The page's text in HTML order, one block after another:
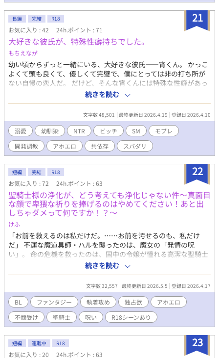
21
長編 完結 R18
お気に入り : 42 24h.ポイント : 71
大好きな彼氏が、特殊性癖持ちでした。
もちえなが
幼い頃からずっと一緒にいる、大好きな彼氏――宵くん。 かっこ
よくて頭も良くて、優しくて完璧で、僕にとっては非の打ち所が
ない自慢の恋人だ。 だけど、そんな宵くんには特殊な性癖があっ
て――、なんとNTR(寝取られ)好きだったのだ。 NTR好きサイコ
完璧イケメン×ビッチにされてしまったチョロ色気美人 の両思い
ラブコメです。 ※ラブラブのバカップル中心だけど、たまに受け
が色んな男に悪戯されます。 ※同意なしのモブレありです。ご注
意ください。 ※攻め視点あり。 ※貞操観念低めの世界観
続きを読む
文字数 48,501 最終更新日 2026.4.19 登録日 2026.4.10
溺愛 幼馴染 NTR ビッチ SM
モブレ
開発調教
アホエロ 共依存 スパダリ
22
短編 完結 R18
お気に入り : 72 24h.ポイント : 63
聖騎士様の浄化が、どう考えても浄化じゃない件～真面目
な顔で卑猥な祈りを捧げるのはやめてください！あと出
しちゃダメって何ですか！？～
けふ
「お前を救えるのは私だけだ。……お前を汚せるのも、私だけ
だ」 不運な魔道具師・ハルを襲ったのは、魔女の「発情の呪
い」。 命の危機を救ったのは、国中の令嬢が憧れる高潔な聖騎士
団長・セレスティアンだった。 だが、聖職者としての「浄化」
は、あまりに苛烈で、淫らすぎた！ 「孕みたまえ」と欲望まみれ
の祈りを囁かれ、魔道具の足枷で感度を極限まで跳ね上げられ、
さらには魔力による「許可なし絶頂禁止（寸止め）」の地獄ま
で……。 「これ、本当に治療なんですか……っ！？」 三日三晩、
聖剣（物理）でドロドロに開発されたハルのナカは、呪いが解け
た後も彼の「聖水」なしではいられない身体に作り替えられてい
て――。 「一生、私の側で浄化され続けろ。……拒むなら、また
新しい呪いでお前を縛るまでだ」 逃げ場なし、拒否権なし！ 高潔
な聖騎士の皮を被った「怪物」に一生管理される、聖なる地獄の
続きを読む
文字数 32,557 最終更新日 2026.5.5 登録日 2026.4.17
BL ファンタジー 執着攻め 独占欲
アホエロ
不憫受け
聖騎士 呪い R18シーンあり
23
短編 連載中 R18
お気に入り : 20 24h.ポイント : 63